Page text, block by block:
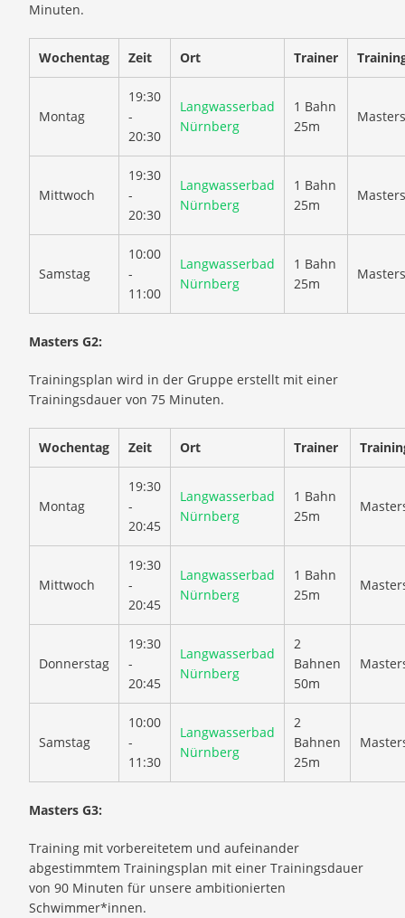
Minuten.
Wochentag Zeit Ort Trainer
Montag
19:30
-
20:30
Langwasserbad
Nürnberg
1 Bahn
25m
Mittwoch
19:30
-
20:30
Langwasserbad
Nürnberg
1 Bahn
25m
Samstag
10:00
-
11:00
Langwasserbad
Nürnberg
1 Bahn
25m
Masters G2:
Trainingsplan wird in der Gruppe erstellt mit einer
Trainingsdauer von 75 Minuten.
Wochentag Zeit Ort Trainer
Montag
19:30
-
20:45
Langwasserbad
Nürnberg
1 Bahn
25m
Mittwoch
19:30
-
20:45
Langwasserbad
Nürnberg
1 Bahn
25m
Donnerstag
19:30
-
20:45
Langwasserbad
Nürnberg
2
Bahnen
50m
Samstag
10:00
-
11:30
Langwasserbad
Nürnberg
2
Bahnen
25m
Masters G3:
Training mit vorbereitetem und aufeinander
abgestimmtem Trainingsplan mit einer Trainingsdauer
von 90 Minuten für unsere ambitionierten
Schwimmer*innen.